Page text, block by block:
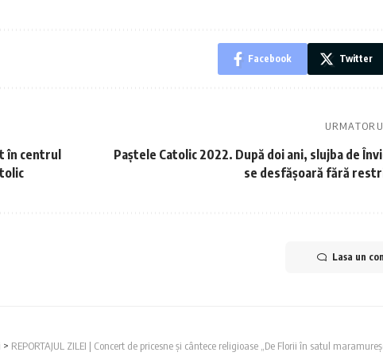
Facebook Twitter
în centrul
Paștele Catolic 2022. După doi ani, slujba de
se desfășoară fără
Lasa un
> REPORTAJUL ZILEI | Concert de pricesne și cântece religioase „De Florii în satul